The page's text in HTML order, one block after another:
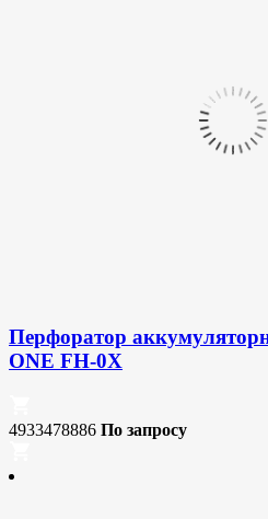
Перфоратор
ONE FH-0X
4933478886 По запросу